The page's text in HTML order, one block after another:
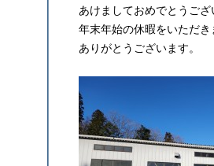
あけましておめでとうござ
年末年始の休暇をいただき
ありがとうございます。